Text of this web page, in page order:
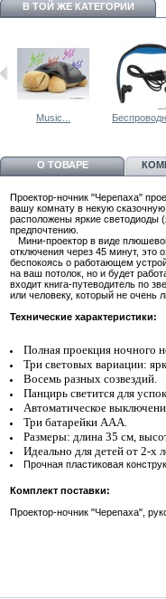
В ТОЙ ЖЕ КАТЕГОРИИ
Music...
О ТОВАРЕ
Проектор-ночник "Черепаха"
вашу комнату в некую
расположены яркие светодиоды
предпочтению.
Мини-проектор в виде
отключения через 45 минут, это
беспокоясь о работающем
на ваш потолок, но и будет
входит книга-путеводитель по
или человеку, который не очень
Технические характеристики:
Полная проекция ночного
Три световых вариации:
Восемь разных созвездий.
Панцирь светится для
Автоматическое
Три батарейки ААА.
Размеры: длина 35 см,
Идеально для детей от 2-х
Прочная пластиковая
Комплект поставки:
Проектор-ночник "Черепаха",